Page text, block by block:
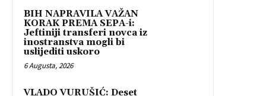
BIH NAPRAVILA VAŽAN
KORAK PREMA SEPA-i:
Jeftiniji transferi novca iz
inostranstva mogli bi
uslijediti uskoro
6 Augusta, 2026
VLADO VURUŠIĆ: Deset